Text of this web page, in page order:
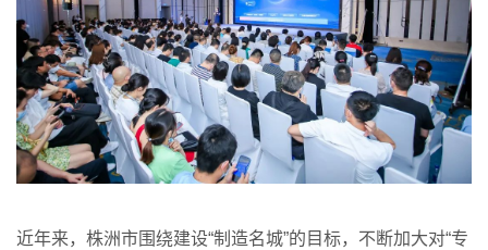
近年来，株洲市围绕建设“制造名城”的目标，不断加大对“专